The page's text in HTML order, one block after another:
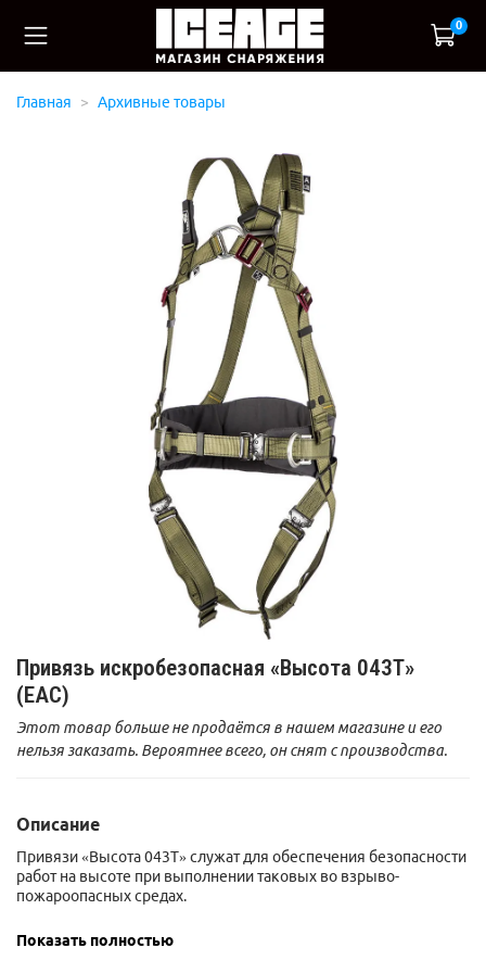
0
Главная Архивные товары
Привязь искробезопасная «Высота 043Т»
(ЕАС)
Этот товар больше не продаётся в нашем магазине и его
нельзя заказать. Вероятнее всего, он снят с производства.
Описание
Привязи «Высота 043Т» служат для обеспечения безопасности
работ на высоте при выполнении таковых во взрыво-
пожароопасных средах.
искрообразование: специальной ленты, не накапливающей
Показать полностью